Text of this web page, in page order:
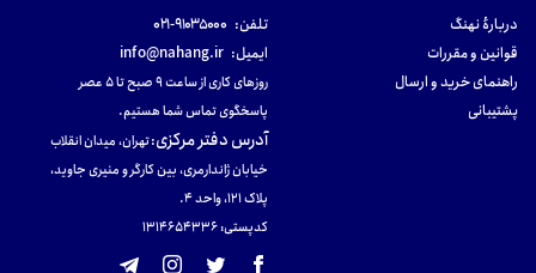
دربارهٔ نهنگ
قوانین و مقررات
راهنمای خرید و ارسال
پشتیبانی
تلفن: ۹۱۰۳۵۰۰۰-۰۲۱
ایمیل: info@nahang.ir
روزهای کاری از ساعت ۹ صبح تا ۵ عصر
پاسخگوی تماس شما هستیم.
آدرس دفتر مرکزی:تهران، میدان انقلاب
خیابان ژاندارمری، بین کارگر و منیری جاوید،
پلاک 121، واحد ۴.
کدپستی: 131465433۶